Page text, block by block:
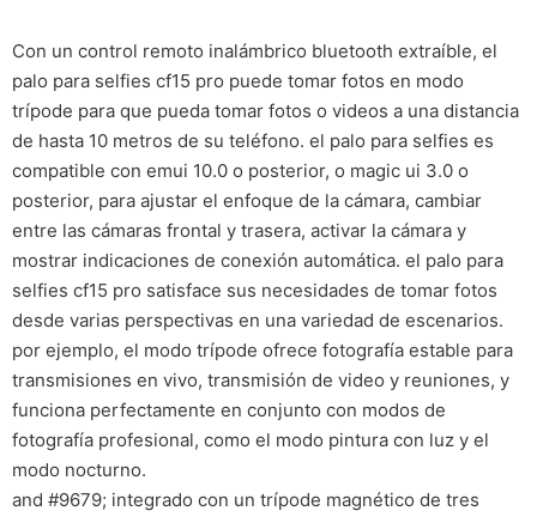
Con un control remoto inalámbrico bluetooth extraíble, el
palo para selfies cf15 pro puede tomar fotos en modo
trípode para que pueda tomar fotos o videos a una distancia
de hasta 10 metros de su teléfono. el palo para selfies es
compatible con emui 10.0 o posterior, o magic ui 3.0 o
posterior, para ajustar el enfoque de la cámara, cambiar
entre las cámaras frontal y trasera, activar la cámara y
mostrar indicaciones de conexión automática. el palo para
selfies cf15 pro satisface sus necesidades de tomar fotos
desde varias perspectivas en una variedad de escenarios.
por ejemplo, el modo trípode ofrece fotografía estable para
transmisiones en vivo, transmisión de video y reuniones, y
funciona perfectamente en conjunto con modos de
fotografía profesional, como el modo pintura con luz y el
modo nocturno.
and #9679; integrado con un trípode magnético de tres